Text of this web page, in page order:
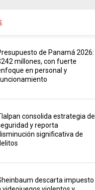
de Panamá 2026:
millones, con fuerte
en personal y
consolida estrategia de
y reporta
significativa de
descarta impuesto